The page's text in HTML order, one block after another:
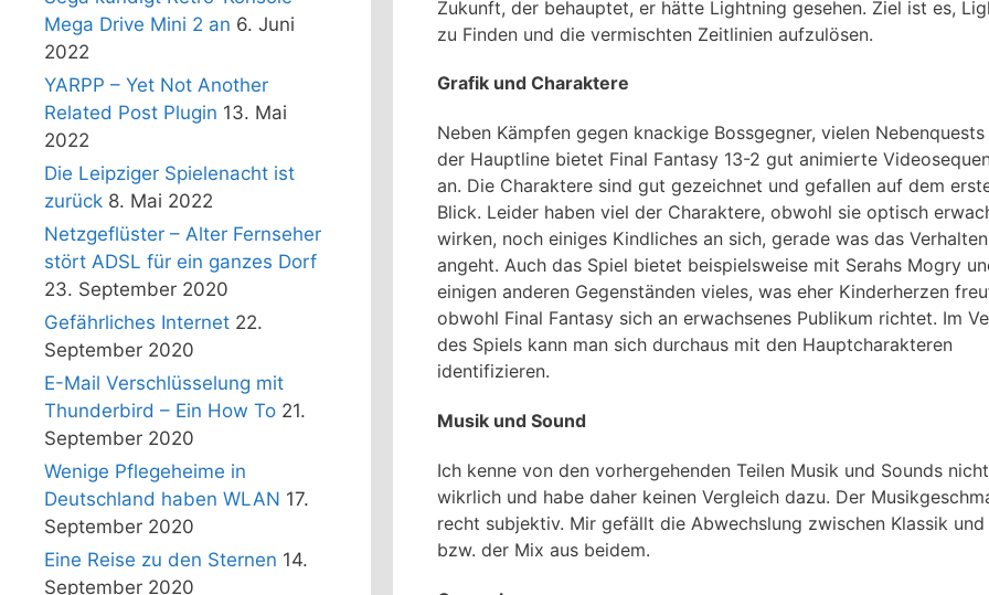
Zukunft, der behauptet, er hätte Lightning gesehen. Ziel ist es,
zu Finden und die vermischten Zeitlinien aufzulösen.
Grafik und Charaktere
Neben Kämpfen gegen knackige Bossgegner, vielen
der Hauptline bietet Final Fantasy 13-2 gut animierte
an. Die Charaktere sind gut gezeichnet und gefallen auf dem
Blick. Leider haben viel der Charaktere, obwohl sie optisch
wirken, noch einiges Kindliches an sich, gerade was das Verhalten
angeht. Auch das Spiel bietet beispielsweise mit Serahs Mogry
einigen anderen Gegenständen vieles, was eher Kinderherzen
obwohl Final Fantasy sich an erwachsenes Publikum richtet. Im
des Spiels kann man sich durchaus mit den Hauptcharakteren
identifizieren.
Musik und Sound
Ich kenne von den vorhergehenden Teilen Musik und Sounds nicht
wikrlich und habe daher keinen Vergleich dazu. Der
recht subjektiv. Mir gefällt die Abwechslung zwischen Klassik und
bzw. der Mix aus beidem.
Mega Drive Mini 2 an 6. Juni
2022
YARPP – Yet Not Another
Related Post Plugin 13. Mai
2022
Die Leipziger Spielenacht ist
zurück 8. Mai 2022
Netzgeflüster – Alter Fernseher
stört ADSL für ein ganzes Dorf
23. September 2020
Gefährliches Internet 22.
September 2020
E-Mail Verschlüsselung mit
Thunderbird – Ein How To 21.
September 2020
Wenige Pflegeheime in
Deutschland haben WLAN 17.
September 2020
Eine Reise zu den Sternen 14.
September 2020